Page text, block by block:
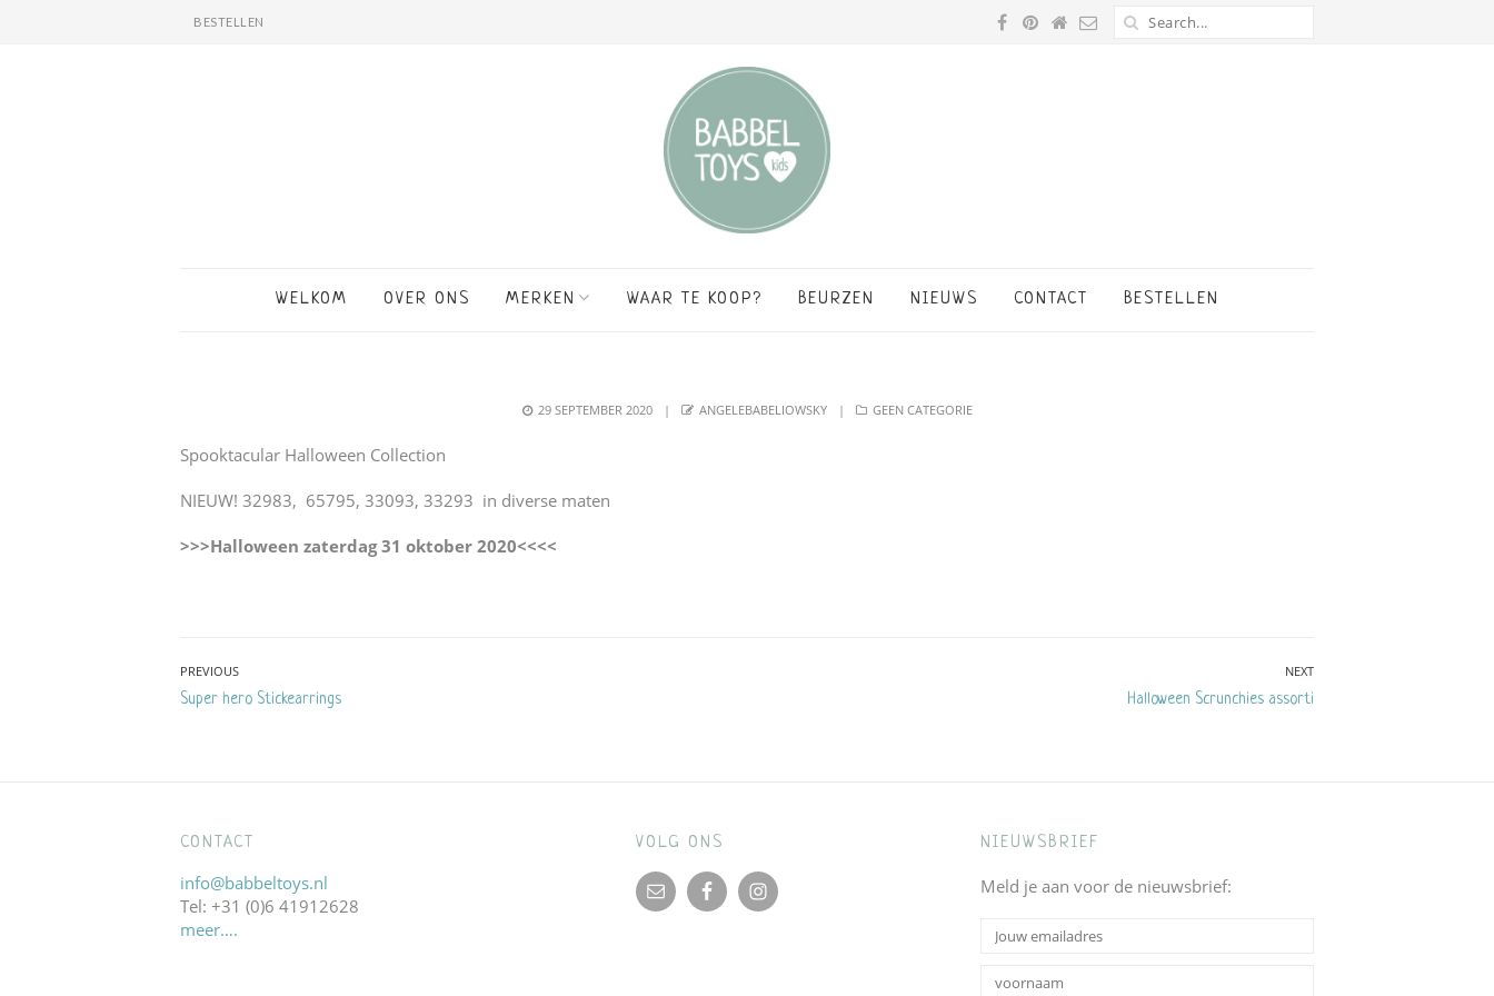
BESTELLEN
WELKOM OVER ONS MERKEN WAAR TE KOOP? BEURZEN NIEUWS CONTACT BESTELLEN
POSTED
29 SEPTEMBER 2020 AUTHOR
ANGELEBABELIOWSKY CATEGORIES
GEEN CATEGORIE
Spooktacular Halloween Collection
NIEUW! 32983, 65795, 33093, 33293 in diverse maten
>>>Halloween zaterdag 31 oktober 2020<<<<
Bericht
navigatie
PREVIOUS
Previous
Super hero Stickearrings
NEXT
Next
Halloween Scrunchies assorti
CONTACT
info@babbeltoys.nl
Tel: +31 (0)6 41912628
meer….
VOLG ONS NIEUWSBRIEF
Meld je aan voor de nieuwsbrief: